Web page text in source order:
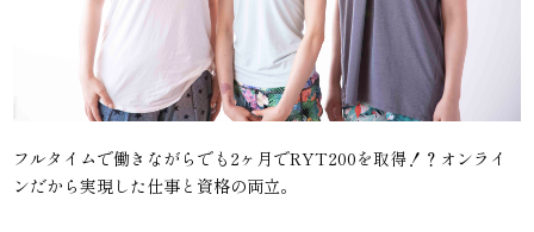
フルタイムで働きながらでも2ヶ月でRYT200を取得！？オンライ
ンだから実現した仕事と資格の両立。